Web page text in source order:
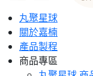
丸聚星球
關於嘉楠
產品製程
商品專區